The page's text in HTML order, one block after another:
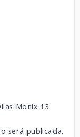
Monix 13
será publicada.